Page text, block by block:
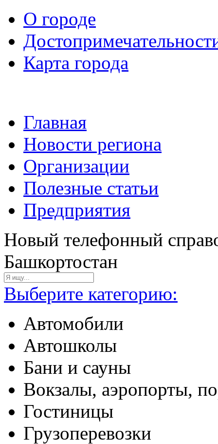
О городе
Карта города
Главная
Новости региона
Организации
Полезные статьи
Предприятия
Новый телефонный
Башкортостан
Выберите категорию:
Автомобили
Автошколы
Бани и сауны
Вокзалы, аэропорты,
Гостиницы
Грузоперевозки